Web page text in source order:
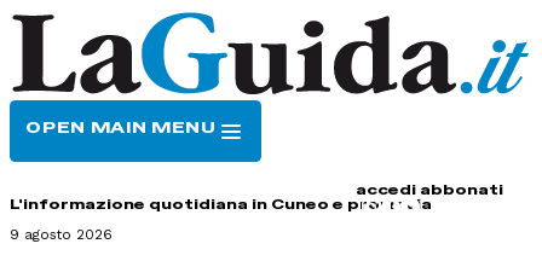
OPEN MAIN MENU
accedi abbonati
L'informazione quotidiana in Cuneo e provincia
9 agosto 2026